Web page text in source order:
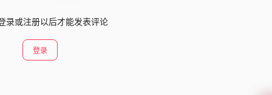
录或注册以后才能发表评论
登录